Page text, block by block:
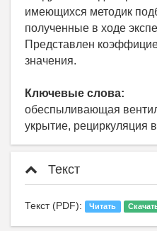
имеющихся методик
полученные в ходе
Представлен
значения.
Ключевые слова:
обеспыливающая
укрытие, рециркуляция
Текст
Текст (PDF): Читать